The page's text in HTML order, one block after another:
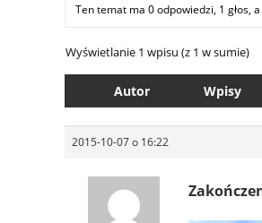
Ten temat ma 0 odpowiedzi, 1 głos,
Wyświetlanie 1 wpisu (z 1 w sumie)
Autor Wpisy
2015-10-07 o 16:22